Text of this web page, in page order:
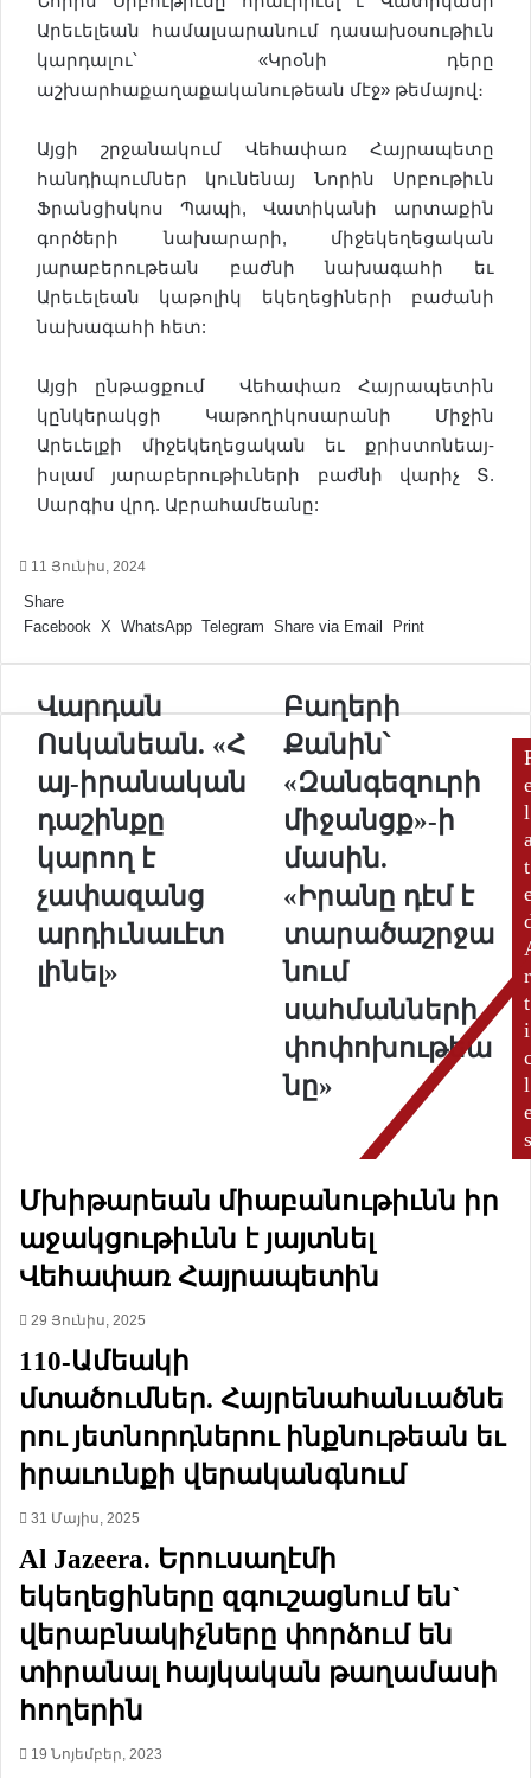
Արեւելեան համալսարանում դասախօսութիւն
կարդալու՝ «Կրօնի դերը
աշխարհաքաղաքականութեան մէջ» թեմայով։
Այցի շրջանակում Վեհափառ Հայրապետը
հանդիպումներ կունենայ Նորին Սրբութիւն
Ֆրանցիսկոս Պապի, Վատիկանի արտաքին
գործերի նախարարի, միջեկեղեցական
յարաբերութեան բաժնի նախագահի եւ
Արեւելեան կաթոլիկ եկեղեցիների բաժանի
նախագահի հետ:
Այցի ընթացքում Վեհափառ Հայրապետին
կընկերակցի Կաթողիկոսարանի Միջին
Արեւելքի միջեկեղեցական եւ քրիստոնեայ-
իսլամ յարաբերութիւների բաժնի վարիչ Տ.
Սարգիս վրդ. Աբրահամեանը:
11 Յունիս, 2024
Share
Facebook X WhatsApp Telegram Share via Email Print
Վ
ր
դ
ն
Ո
կ
ա
ն
-
ր
ա
ա
կ
ա
ն
ա
շ
ն
ք
ը
կ
ա
ր
ո
է
չ
Վարդան
Ոսկանեան. «Հ
այ-իրանական
դաշինքը
կարող է
չափազանց
արդիւնաւէտ
լինել»
Բ
ղ
ե
ի
Ք
ն
ի
ն
՝
«
Զ
ա
ն
գ
ւ
ի
մ
ց
ք
»
-
ա
ս
ի
.
«
Բաղերի
Քանին՝
«Զանգեզուրի
միջանցք»-ի
մասին.
«Իրանը դէմ է
տարածաշրջա
նում
սահմանների
փոփոխութեա
նը»
l
t
r
t
i
l
s
Մխիթարեան միաբանութիւնն իր
աջակցութիւնն է յայտնել
Վեհափառ Հայրապետին
29 Յունիս, 2025
110-Ամեակի
մտածումներ. Հայրենահանւածնե
րու յետնորդներու ինքնութեան եւ
իրաւունքի վերականգնում
31 Մայիս, 2025
Al Jazeera. Երուսաղէմի
եկեղեցիները զգուշացնում են`
վերաբնակիչները փորձում են
տիրանալ հայկական թաղամասի
հողերին
19 Նոյեմբեր, 2023